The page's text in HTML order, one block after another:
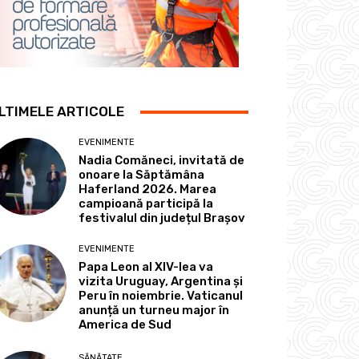
ARTICOLE
EVENIMENTE
Nadia Comăneci, invitată de
onoare la Săptămâna
Haferland 2026. Marea
campioană participă la
festivalul din județul Brașov
EVENIMENTE
Papa Leon al XIV-lea va
vizita Uruguay, Argentina și
Peru în noiembrie. Vaticanul
anunță un turneu major în
America de Sud